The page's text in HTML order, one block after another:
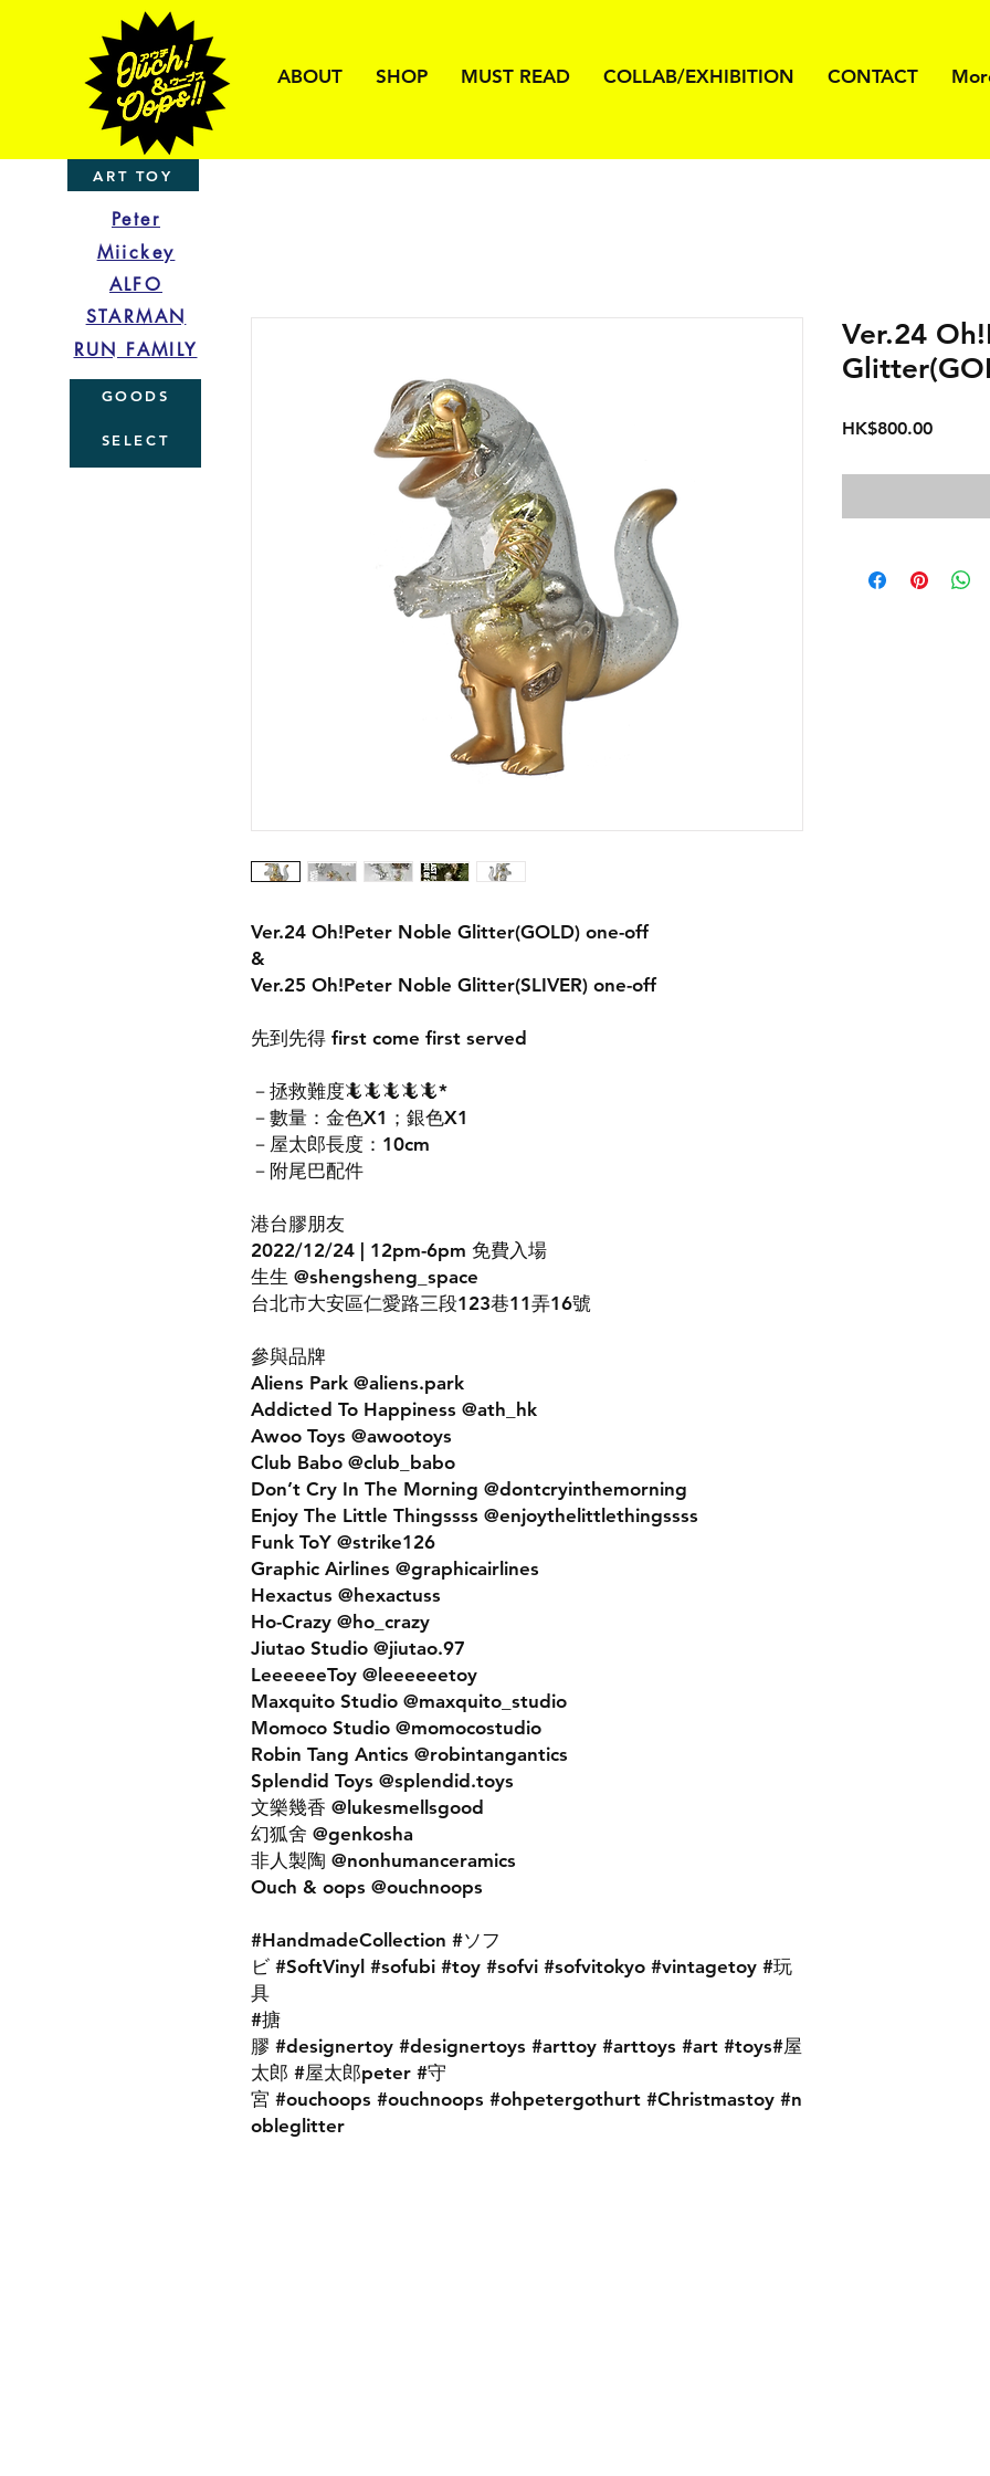
ABOUT SHOP MUST READ COLLAB/EXHIBITION CONTACT
Ver.24 Oh!Peter Noble Glitter(GOLD) one-off
&
Ver.25 Oh!Peter Noble Glitter(SLIVER) one-off
先到先得 first come first served
－拯救難度🦎🦎🦎🦎🦎*
－數量：金色X1；銀色X1
－屋太郎長度：10cm
－附尾巴配件
港台膠朋友
2022/12/24 | 12pm-6pm 免費入場
生生 @shengsheng_space
台北市大安區仁愛路三段123巷11弄16號
參與品牌
Aliens Park @aliens.park
Addicted To Happiness @ath_hk
Awoo Toys @awootoys
Club Babo @club_babo
Don’t Cry In The Morning @dontcryinthemorning
Enjoy The Little Thingssss @enjoythelittlethingssss
Funk ToY @strike126
Graphic Airlines @graphicairlines
Hexactus @hexactuss
Ho-Crazy @ho_crazy
Jiutao Studio @jiutao.97
LeeeeeeToy @leeeeeetoy
Maxquito Studio @maxquito_studio
Momoco Studio @momocostudio
Robin Tang Antics @robintangantics
Splendid Toys @splendid.toys
文樂幾香 @lukesmellsgood
幻狐舍 @genkosha
非人製陶 @nonhumanceramics
Ouch & oops @ouchnoops
#HandmadeCollection #ソフ
ビ #SoftVinyl #sofubi #toy #sofvi #sofvitokyo #vintagetoy #玩
具
#搪
膠 #designertoy #designertoys #arttoy #arttoys #art #toys#屋
太郎 #屋太郎peter #守
宮 #ouchoops #ouchnoops #ohpetergothurt #Christmastoy #n
obleglitter
Ver.24
HK$800.00價
ART TOY
Peter
Miickey
ALFO
STARMAN
RUN FAMILY
GOODS
SELECT